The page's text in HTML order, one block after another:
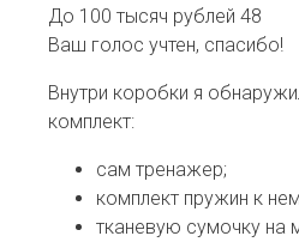
До 100 тысяч рублей 48
Ваш голос учтен, спасибо!
Внутри коробки я
комплект:
сам тренажер;
комплект пружин к
тканевую сумочку на